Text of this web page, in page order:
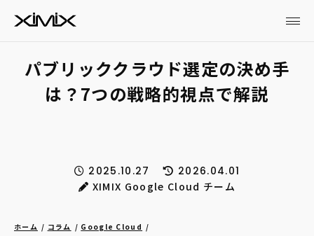
パブリッククラウド選定の決め手
は？7つの戦略的視点で解説
2025.10.27
2026.04.01
XIMIX Google Cloud チーム
ホーム コラム
Google Cloud